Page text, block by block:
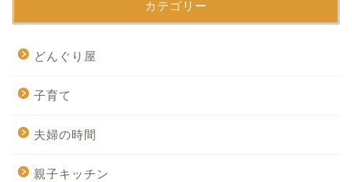
カテゴリー
どんぐり屋
子育て
夫婦の時間
親子キッチン